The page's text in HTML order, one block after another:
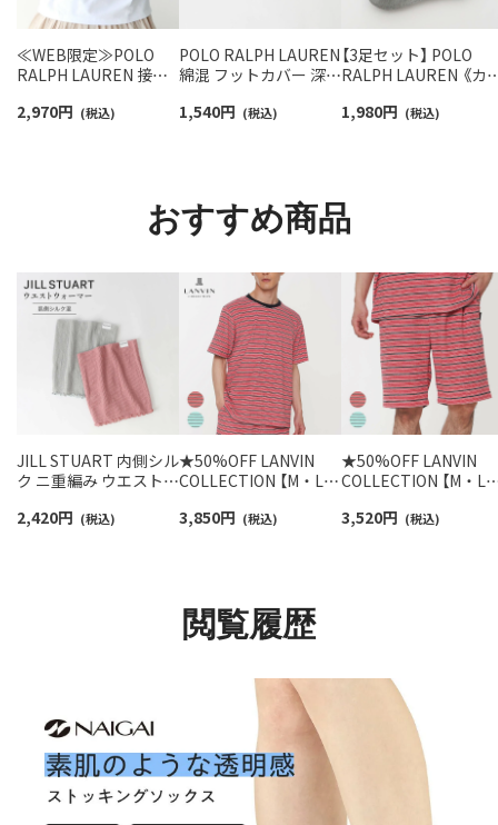
≪WEB限定≫POLO
RALPH LAUREN 接触
ームカバー ＆ レッグウ
2,970円 (税込)
POLO RALPH LAUREN
綿混 フットカバー 深履
カバーソックス レディ
1,540円 (税込)
【3足セット】 POLO
RALPH LAUREN 《カ
ーチサポート ワンポ
1,980円 (税込)
おすすめ商品
JILL STUART 内側シル
ク ニ重編み ウエストウ
93140004
2,420円 (税込)
★50%OFF LANVIN
COLLECTION 【M・Lサ
ボーダー 半袖 ラウンジ
3,850円 (税込)
★50%OFF LANVIN
COLLECTION 【M・L
ボーダー ハーフパン
3,520円 (税込)
閲覧履歴